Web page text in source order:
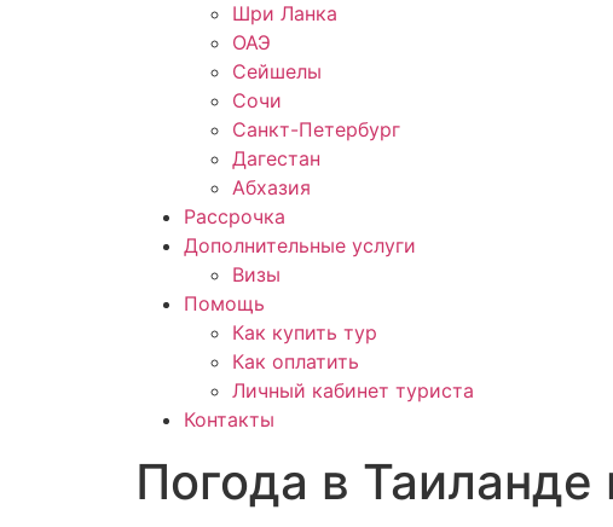
Шри Ланка
ОАЭ
Сейшелы
Сочи
Санкт-Петербург
Дагестан
Абхазия
Рассрочка
Дополнительные услуги
Визы
Помощь
Как купить тур
Как оплатить
Личный кабинет туриста
Контакты
Погода в Таиланде